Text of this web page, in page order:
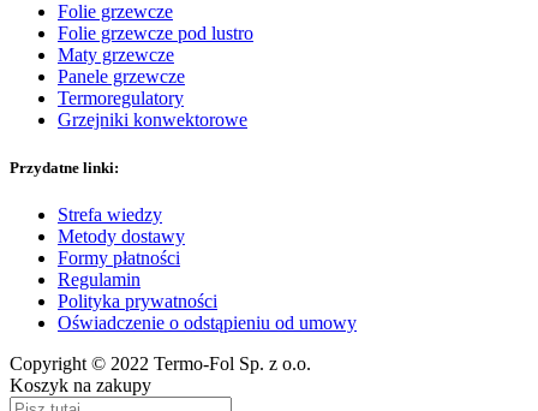
Folie grzewcze
Folie grzewcze pod lustro
Maty grzewcze
Panele grzewcze
Termoregulatory
Grzejniki konwektorowe
Przydatne linki:
Strefa wiedzy
Metody dostawy
Formy płatności
Regulamin
Polityka prywatności
Oświadczenie o odstąpieniu od umowy
Copyright © 2022 Termo-Fol Sp. z o.o.
Koszyk na zakupy